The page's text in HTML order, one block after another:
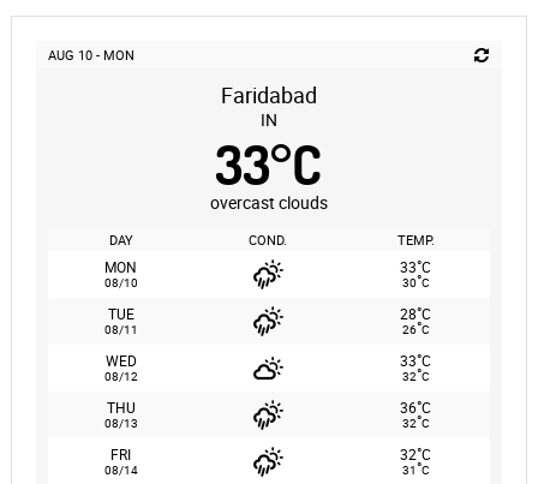
AUG 10 - MON
Faridabad
IN
33°C
overcast clouds
DAY COND. TEMP.
MON
08/10
33°C
30°C
TUE
08/11
28°C
26°C
WED
08/12
33°C
32°C
THU
08/13
36°C
32°C
FRI
08/14
32°C
31°C